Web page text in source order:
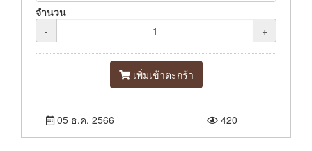
จำนวน
-
+
เพิ่มเข้าตะกร้า
05 ธ.ค. 2566 420